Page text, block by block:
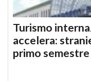
Turismo
accelera:
primo